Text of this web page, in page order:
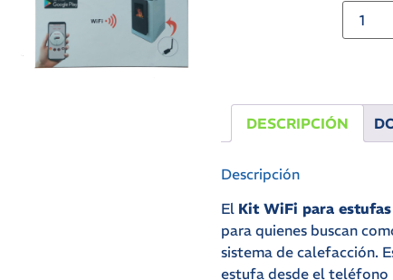
DESCRIPCIÓN
Descripción
El Kit WiFi para
para quienes buscan
sistema de calefacción.
estufa desde el